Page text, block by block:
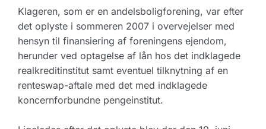
Klageren, som er en andelsboligforening, var efter
det oplyste i sommeren 2007 i overvejelser med
hensyn til finansiering af foreningens ejendom,
herunder ved optagelse af lån hos det indklagede
realkreditinstitut samt eventuel tilknytning af en
renteswap-aftale med det med indklagede
koncernforbundne pengeinstitut.